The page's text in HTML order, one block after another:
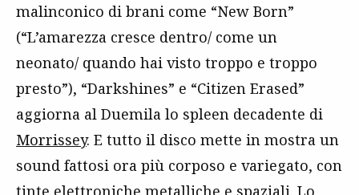
malinconico di brani come “New Born”
(“L’amarezza cresce dentro/ come un
neonato/ quando hai visto troppo e troppo
presto”), “Darkshines” e “Citizen Erased”
aggiorna al Duemila lo spleen decadente di
Morrissey. E tutto il disco mette in mostra un
sound fattosi ora più corposo e variegato, con
tinte elettroniche metalliche e spaziali. Lo